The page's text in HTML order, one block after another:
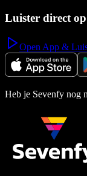
Luister direct
Open App &
Heb je Sevenfy nog